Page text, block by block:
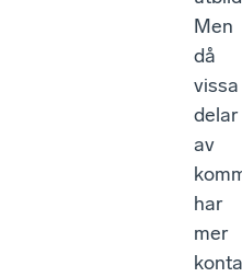
Men
då
vissa
delar
av
har
mer